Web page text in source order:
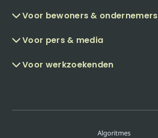
Voor bewoners & ondernemers
Voor pers & media
Voor werkzoekenden
Algoritmes